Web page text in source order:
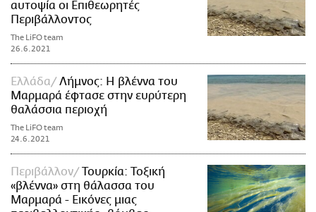
αυτοψία οι Επιθεωρητές
Περιβάλλοντος
The LiFO team
26.6.2021
Ελλάδα
Λήμνος: Η βλέννα του
Μαρμαρά έφτασε στην ευρύτερη
θαλάσσια περιοχή
The LiFO team
24.6.2021
Περιβάλλον
Τουρκία: Τοξική
«βλέννα» στη θάλασσα του
Μαρμαρά - Εικόνες μιας